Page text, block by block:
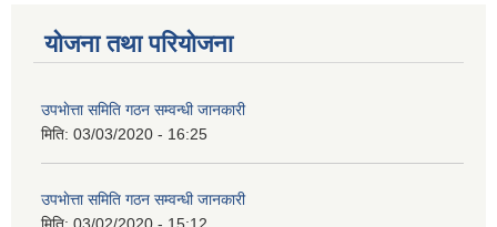
योजना तथा परियोजना
उपभाेत्ता समिति गठन सम्वन्धी जानकारी
मिति: 03/03/2020 - 16:25
उपभाेत्ता समिति गठन सम्वन्धी जानकारी